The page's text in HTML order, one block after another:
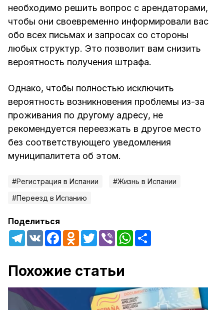
необходимо решить вопрос с арендаторами,
чтобы они своевременно информировали вас
обо всех письмах и запросах со стороны
любых структур. Это позволит вам снизить
вероятность получения штрафа.
Однако, чтобы полностью исключить
вероятность возникновения проблемы из-за
проживания по другому адресу, не
рекомендуется переезжать в другое место
без соответствующего уведомления
муниципалитета об этом.
#Регистрация в Испании
#Жизнь в Испании
#Переезд в Испанию
Поделиться
Telegram
VK FacebookOdnoklassniki
TwitterViber WhatsApp
Похожие статьи